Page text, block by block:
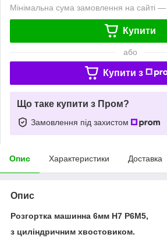
Мінімальна сума замовлення на сайті
Купити
або
Купити з
Що таке купити з Пром?
Замовлення під захистом
Опис Характеристики Доставка
Опис
Розгортка машинна 6мм Н7 Р6М5,
з циліндричним хвостовиком.